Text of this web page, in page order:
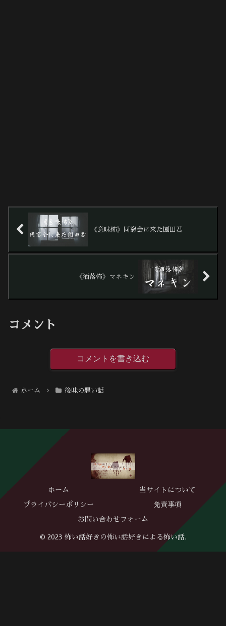
《意味怖》同窓会に来た園田君
《洒落怖》マネキン
コメント
コメントを書き込む
ホーム 後味の悪い話
ホーム 当サイトについて
プライバシーポリシー 免責事項
お問い合わせフォーム
© 2023 怖い話好きの怖い話好きによる怖い話.